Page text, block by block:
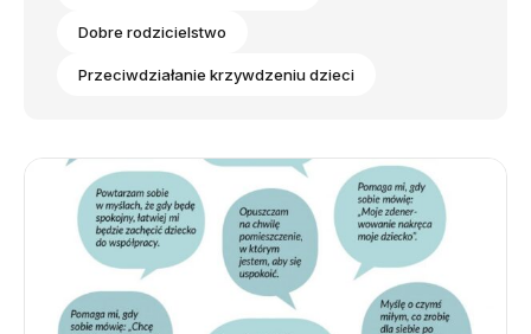
Dobre rodzicielstwo
Przeciwdziałanie krzywdzeniu dzieci